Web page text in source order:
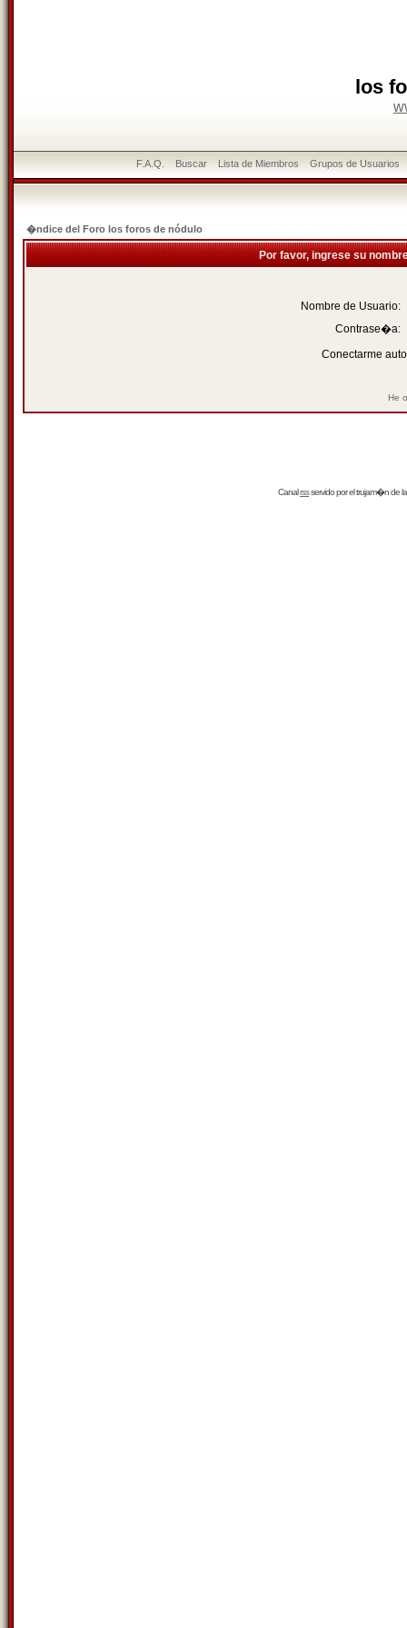
los
F.A.Q. Buscar Lista de Miembros Grupos de Usuarios
�ndice del Foro los foros de nódulo
Por favor, ingrese su
Nombre de Usuario:
Contrase�a:
Conectarme
He
Canalrssservido por eltrujam�nde